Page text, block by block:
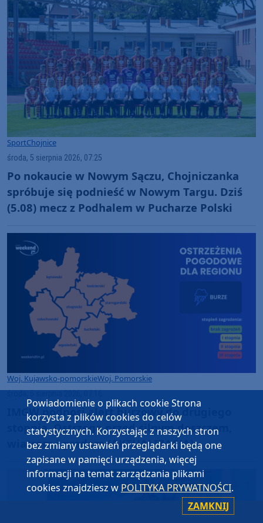
wynik"
SportChojnice
środa, 5 sierpnia 2026, 07:25
Po nokaucie w Nowym Sączu, Chojniczanka
spróbuje się podnieść w Nowym Targu. Dziś
(5.08) mecz z Podhalem w Pucharze Polski
Woj. Kujawsko-pomorskieWoj. Pomorskie
IMGW podnosi alert burzowy do drugiego
stopnia. Ostrzega przed silnym deszczem,
wiatrem i gradem (AKTUALIZACJA)
Powiadomienie o plikach cookie Strona
korzysta z plików cookies do celów
statystycznych. Korzystając z naszych stron
bez zmiany ustawień przeglądarki będą one
zapisane w pamięci urządzenia, więcej
informacji na temat zarządzania plikami
cookies znajdziesz w POLITYKA PRYWATNOŚCI.
ZAMKNIJ